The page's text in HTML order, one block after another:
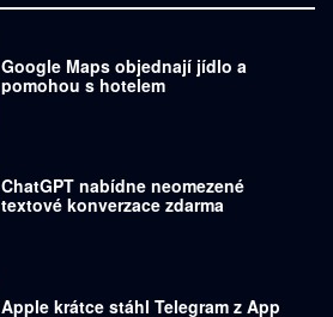
Google Maps objednají jídlo a
pomohou s hotelem
ChatGPT nabídne neomezené
textové konverzace zdarma
Apple krátce stáhl Telegram z App